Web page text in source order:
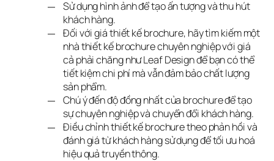
Sử dụng hình ảnh để tạo ấn tượng và thu hút
khách hàng.
Đối với giá thiết kế brochure, hãy tìm kiếm một
nhà thiết kế brochure chuyên nghiệp với giá
cả phải chăng như Leaf Design để bạn có thể
tiết kiệm chi phí mà vẫn đảm bảo chất lượng
sản phẩm.
Chú ý đến độ đồng nhất của brochure để tạo
sự chuyên nghiệp và chuyển đổi khách hàng.
Điều chỉnh thiết kế brochure theo phản hồi và
đánh giá từ khách hàng sử dụng để tối ưu hoá
hiệu quả truyền thông.